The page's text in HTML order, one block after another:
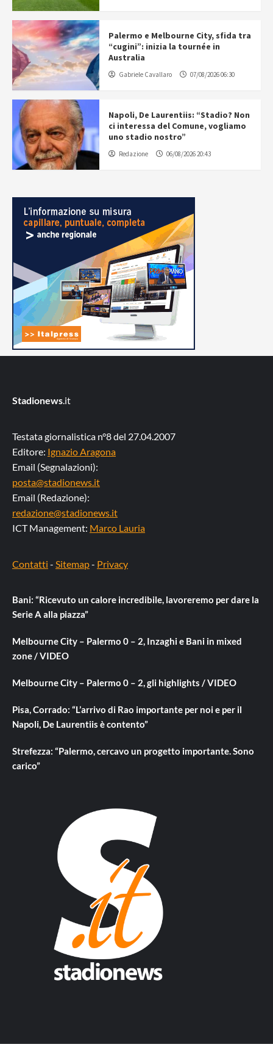
Palermo e Melbourne City, sfida tra
“cugini”: inizia la tournée in
Australia
Gabriele Cavallaro 07/08/2026 06:30
Napoli, De Laurentiis: “Stadio? Non
ci interessa del Comune, vogliamo
uno stadio nostro”
Redazione 06/08/2026 20:43
Stadionews.it
Testata giornalistica n°8 del 27.04.2007
Editore: Ignazio Aragona
Email (Segnalazioni):
posta@stadionews.it
Email (Redazione):
redazione@stadionews.it
ICT Management: Marco Lauria
Contatti - Sitemap- Privacy
Bani: “Ricevuto un calore incredibile, lavoreremo per dare la
Serie A alla piazza”
Melbourne City – Palermo 0 – 2, Inzaghi e Bani in mixed
zone / VIDEO
Melbourne City – Palermo 0 – 2, gli highlights / VIDEO
Pisa, Corrado: “L’arrivo di Rao importante per noi e per il
Napoli, De Laurentiis è contento”
Strefezza: “Palermo, cercavo un progetto importante. Sono
carico”